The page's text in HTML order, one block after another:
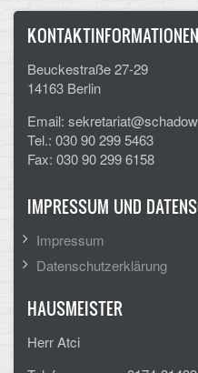
KONTAKTINFORMATIONEN
Beuckestraße 27-29
14163 Berlin
Email:
Tel.: 030 90 299 5463
Fax: 030 90 299 6158
IMPRESSUM UND
Impressum
Datenschutzerklärung
HAUSMEISTER
Herr Atci